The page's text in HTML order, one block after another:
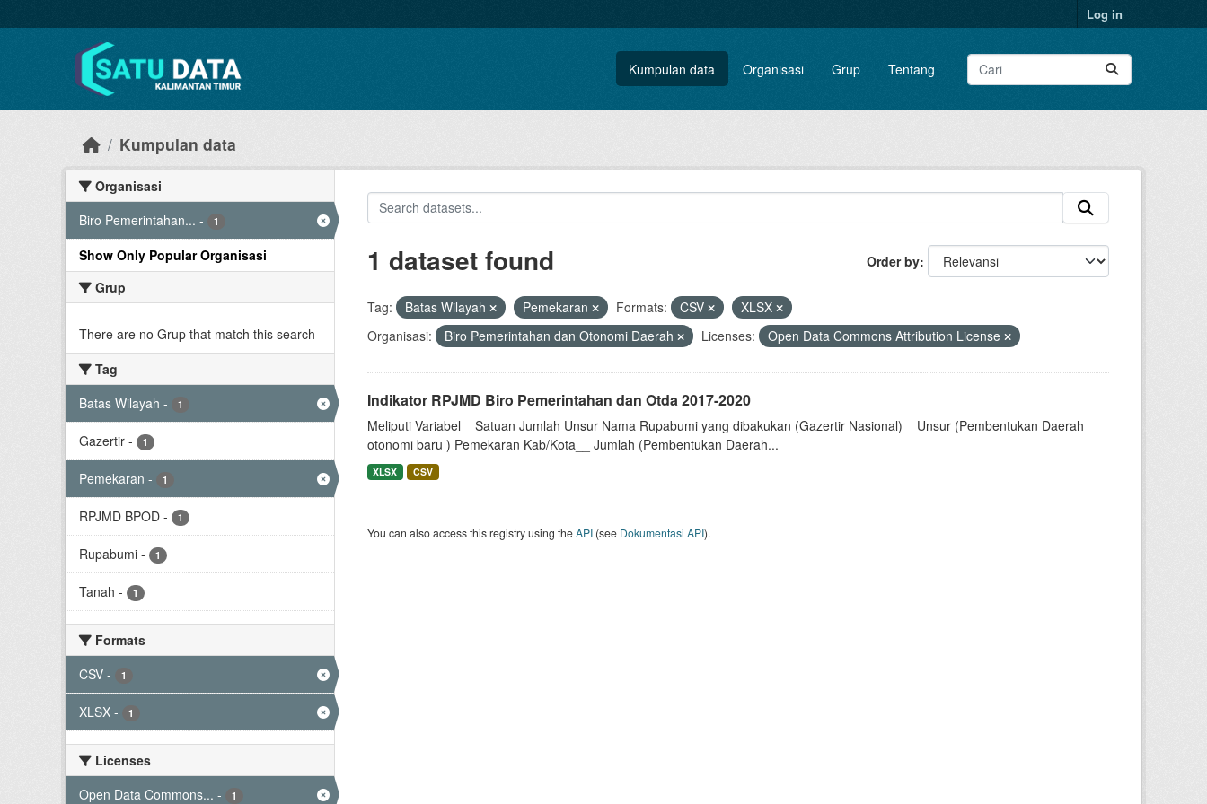
Log in
Kumpulan data Organisasi Grup Tentang
Kumpulan data
Organisasi
Biro Pemerintahan... - 1
Show Only Popular Organisasi
Grup
There are no Grup that match this search
Tag
Batas Wilayah - 1
Gazertir - 1
Pemekaran - 1
RPJMD BPOD - 1
Rupabumi - 1
Tanah - 1
Formats
CSV - 1
XLSX - 1
Licenses
Open Data Commons... - 1
Order by
1 dataset found
Tag: Batas Wilayah Pemekaran Formats: CSV
XLSX
Organisasi:
Biro Pemerintahan dan Otonomi Daerah Licenses: Open Data Commons Attribution License
Indikator RPJMD Biro Pemerintahan dan Otda 2017-2020
Meliputi Variabel__Satuan Jumlah Unsur Nama Rupabumi yang dibakukan (Gazertir Nasional)__Unsur (Pembentukan Daerah
otonomi baru ) Pemekaran Kab/Kota__ Jumlah (Pembentukan Daerah...
XLSX CSV
You can also access this registry using theAPI(see Dokumentasi API).